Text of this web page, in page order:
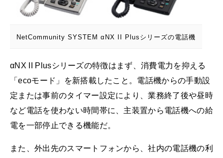
NetCommunity SYSTEM αNX II Plusシリーズの電話機
αNX II Plusシリーズの特徴はまず、消費電力を抑える
「ecoモード」を新搭載したこと。電話機からの手動設
定または事前のタイマー設定により、業務終了後や昼時
など電話を使わない時間帯に、主装置から電話機への給
電を一部停止できる機能だ。
また、外出先のスマートフォンから、社内の電話機の利